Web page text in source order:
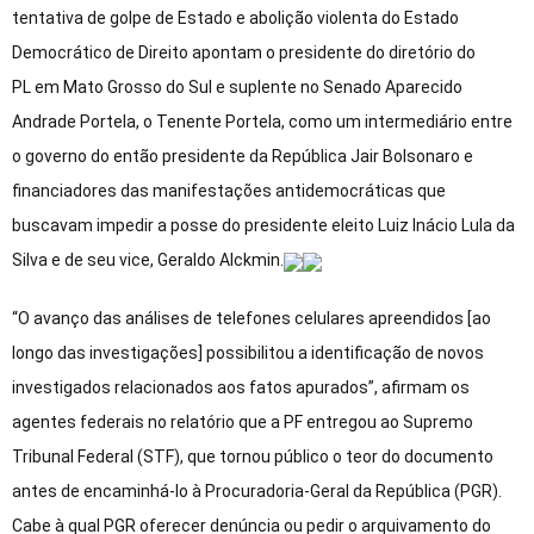
tentativa de golpe de Estado e abolição violenta do Estado
Democrático de Direito apontam o presidente do diretório do
PL em Mato Grosso do Sul e suplente no Senado Aparecido
Andrade Portela, o Tenente Portela, como um intermediário entre
o governo do então presidente da República Jair Bolsonaro e
financiadores das manifestações antidemocráticas que
buscavam impedir a posse do presidente eleito Luiz Inácio Lula da
Silva e de seu vice, Geraldo Alckmin.
“O avanço das análises de telefones celulares apreendidos [ao
longo das investigações] possibilitou a identificação de novos
investigados relacionados aos fatos apurados”, afirmam os
agentes federais no relatório que a PF entregou ao Supremo
Tribunal Federal (STF), que tornou público o teor do documento
antes de encaminhá-lo à Procuradoria-Geral da República (PGR).
Cabe à qual PGR oferecer denúncia ou pedir o arquivamento do